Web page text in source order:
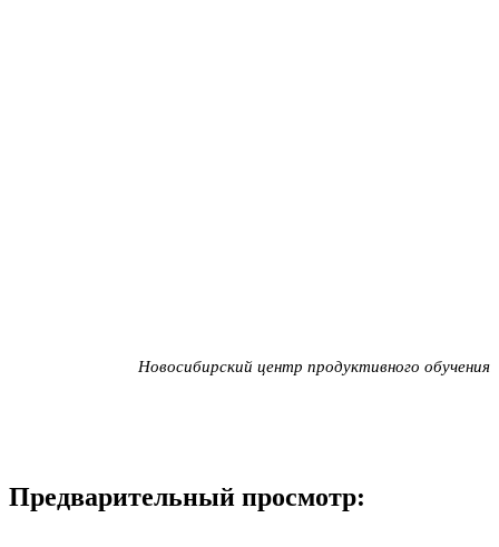
Новосибирский центр продуктивного обучения
Предварительный просмотр: